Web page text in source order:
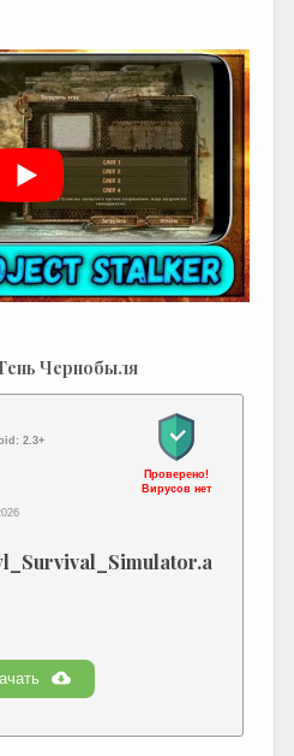
Чернобыля
2.3+
Проверено!
Вирусов нет